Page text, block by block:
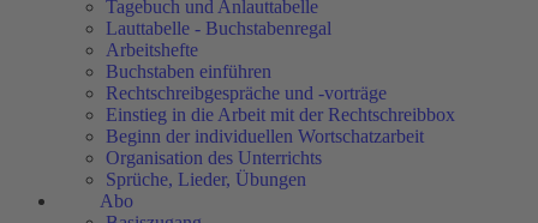
Tagebuch und Anlauttabelle
Lauttabelle - Buchstabenregal
Arbeitshefte
Buchstaben einführen
Rechtschreibgespräche und -vorträge
Einstieg in die Arbeit mit der Rechtschreibbox
Beginn der individuellen Wortschatzarbeit
Organisation des Unterrichts
Sprüche, Lieder, Übungen
Abo